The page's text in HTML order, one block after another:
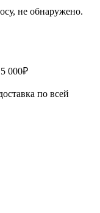
не обнаружено.
000₽
по всей